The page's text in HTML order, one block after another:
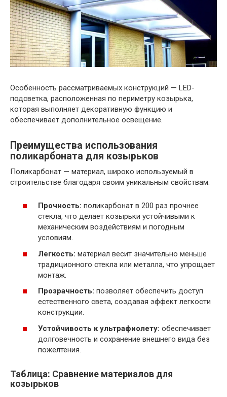
Особенность рассматриваемых конструкций — LED-
подсветка, расположенная по периметру козырька,
которая выполняет декоративную функцию и
обеспечивает дополнительное освещение.
Преимущества использования
поликарбоната для козырьков
Поликарбонат — материал, широко используемый в
строительстве благодаря своим уникальным свойствам:
Прочность: поликарбонат в 200 раз прочнее
стекла, что делает козырьки устойчивыми к
механическим воздействиям и погодным
условиям.
Легкость: материал весит значительно меньше
традиционного стекла или металла, что упрощает
монтаж.
Прозрачность: позволяет обеспечить доступ
естественного света, создавая эффект легкости
конструкции.
Устойчивость к ультрафиолету: обеспечивает
долговечность и сохранение внешнего вида без
пожелтения.
Таблица: Сравнение материалов для
козырьков